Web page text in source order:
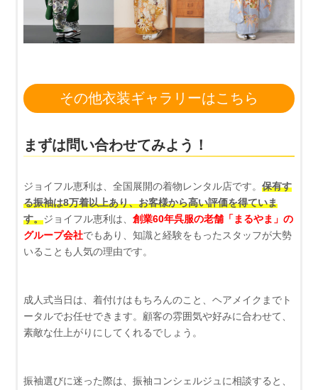
その他衣装ギャラリーはこちら
まずは問い合わせてみよう！
ジョイフル恵利は、全国展開の着物レンタル店です。 保有す
る振袖は8万着以上あり、お客様から高い評価を得ていま
す。ジョイフル恵利は、 創業60年呉服の老舗「まるやま」の
グループ会社でもあり、知識と経験をもったスタッフが大勢
いることも人気の理由です。
成人式当日は、着付けはもちろんのこと、ヘアメイクまでト
ータルでお任せできます。顧客の雰囲気や好みに合わせて、
素敵な仕上がりにしてくれるでしょう。
振袖選びに迷った際は、振袖コンシェルジュに相談すると、